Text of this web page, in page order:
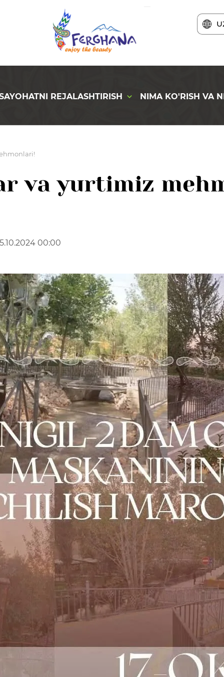
REJALASHTIRISH NIMA KO'RISH VA
va yurtimiz
00:00